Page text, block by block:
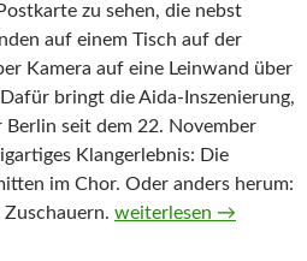
zu sehen, die nebst
auf einem Tisch auf der
Kamera auf eine Leinwand über
bringt die Aida-Inszenierung,
seit dem 22. November
Klangerlebnis: Die
im Chor. Oder anders herum:
Aida in der Deutschen
weiterlesen →